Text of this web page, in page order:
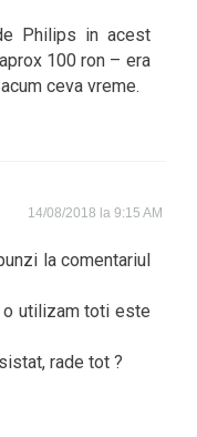
Philips in acest
100 ron – era
ceva vreme.
14/08/2018 la 9:15 AM
la comentariul
o utilizam toti este
rade tot ?